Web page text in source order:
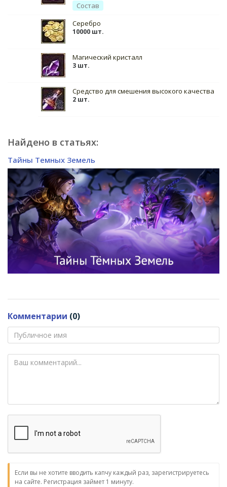
Состав
Серебро
10000 шт.
Магический кристалл
3 шт.
Средство для смешения высокого качества
2 шт.
Найдено в статьях:
Тайны Темных Земель
Комментарии (0)
Если вы не хотите вводить капчу каждый раз, зарегистрируетесь
на сайте. Регистрация займет 1 минуту.